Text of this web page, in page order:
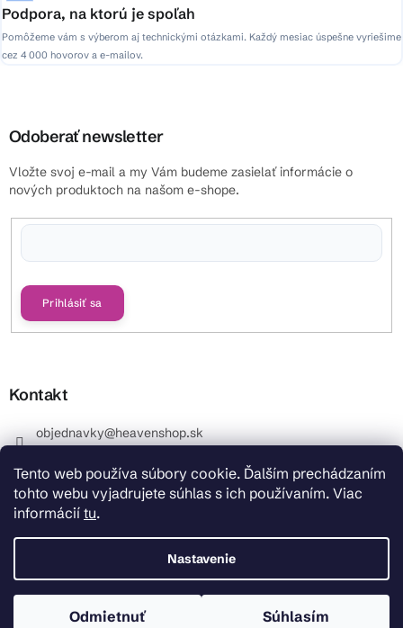
Tento web používa súbory cookie. Ďalším prechádzaním
tohto webu vyjadrujete súhlas s ich používaním. Viac
informácií tu.
Nastavenie
Odmietnuť Súhlasím
Podpora, na ktorú je spoľah
Pomôžeme vám s výberom aj technickými otázkami. Každý mesiac úspešne vyriešime
cez 4 000 hovorov a e-mailov.
Odoberať newsletter
Vložte svoj e-mail a my Vám budeme zasielať informácie o
nových produktoch na našom e-shope.
Prihlásiť sa
Kontakt
objednavky@heavenshop.sk
_Info objednávky : +421 914 399 399 Pracovné dni od
8.00 hod. do 12.00 . REKLAMÁCIE : +421 914 399 399
HeavenShop.sk
HeavenShop.sk
Copyright 2026Heavenshop . Všetky práva vyhradené.